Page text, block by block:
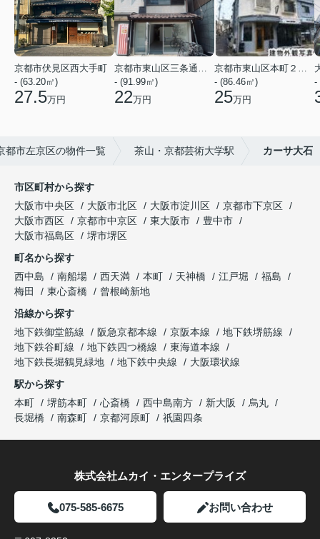
京都市伏見区西大手町
- (63.20㎡)
27.5万円
- (91.99㎡)
22万円
- (86.46㎡)
25万円
-
都市左京区の物件一覧 茶山・京都芸術大学駅 カーサ大石
市区町村から探す
大阪市中央区
大阪市北区 大阪市淀川区
京都市下京区
大阪市西区
京都市中京区 東大阪市
豊中市
大阪市福島区
堺市堺区
町名から探す
西中島
南船場 西天満 本町 天神橋 江戸堀
福島
梅田
東心斎橋
曾根崎新地
沿線から探す
地下鉄御堂筋線
阪急京都本線 京阪本線
地下鉄堺筋線
地下鉄谷町線
地下鉄四つ橋線
東海道本線
地下鉄長堀鶴見緑地
地下鉄中央線
大阪環状線
駅から探す
本町
堺筋本町 心斎橋 西中島南方 新大阪
烏丸
長堀橋
南森町 京都河原町 祇園四条
株式会社ムカイ・エンタープライズ
075-585-6675 お問い合わせ